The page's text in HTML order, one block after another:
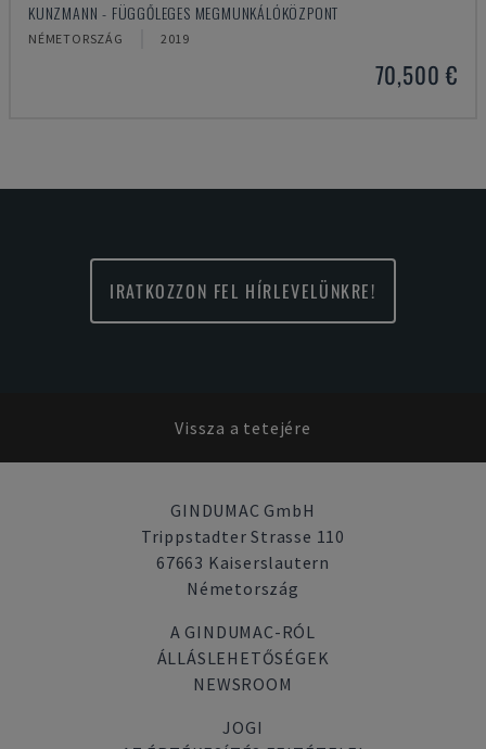
KUNZMANN - FÜGGŐLEGES MEGMUNKÁLÓKÖZPONT
NÉMETORSZÁG 2019
70,500 €
IRATKOZZON FEL HÍRLEVELÜNKRE!
Vissza a tetejére
GINDUMAC GmbH
Trippstadter Strasse 110
67663 Kaiserslautern
Németország
A GINDUMAC-RÓL
ÁLLÁSLEHETŐSÉGEK
NEWSROOM
JOGI